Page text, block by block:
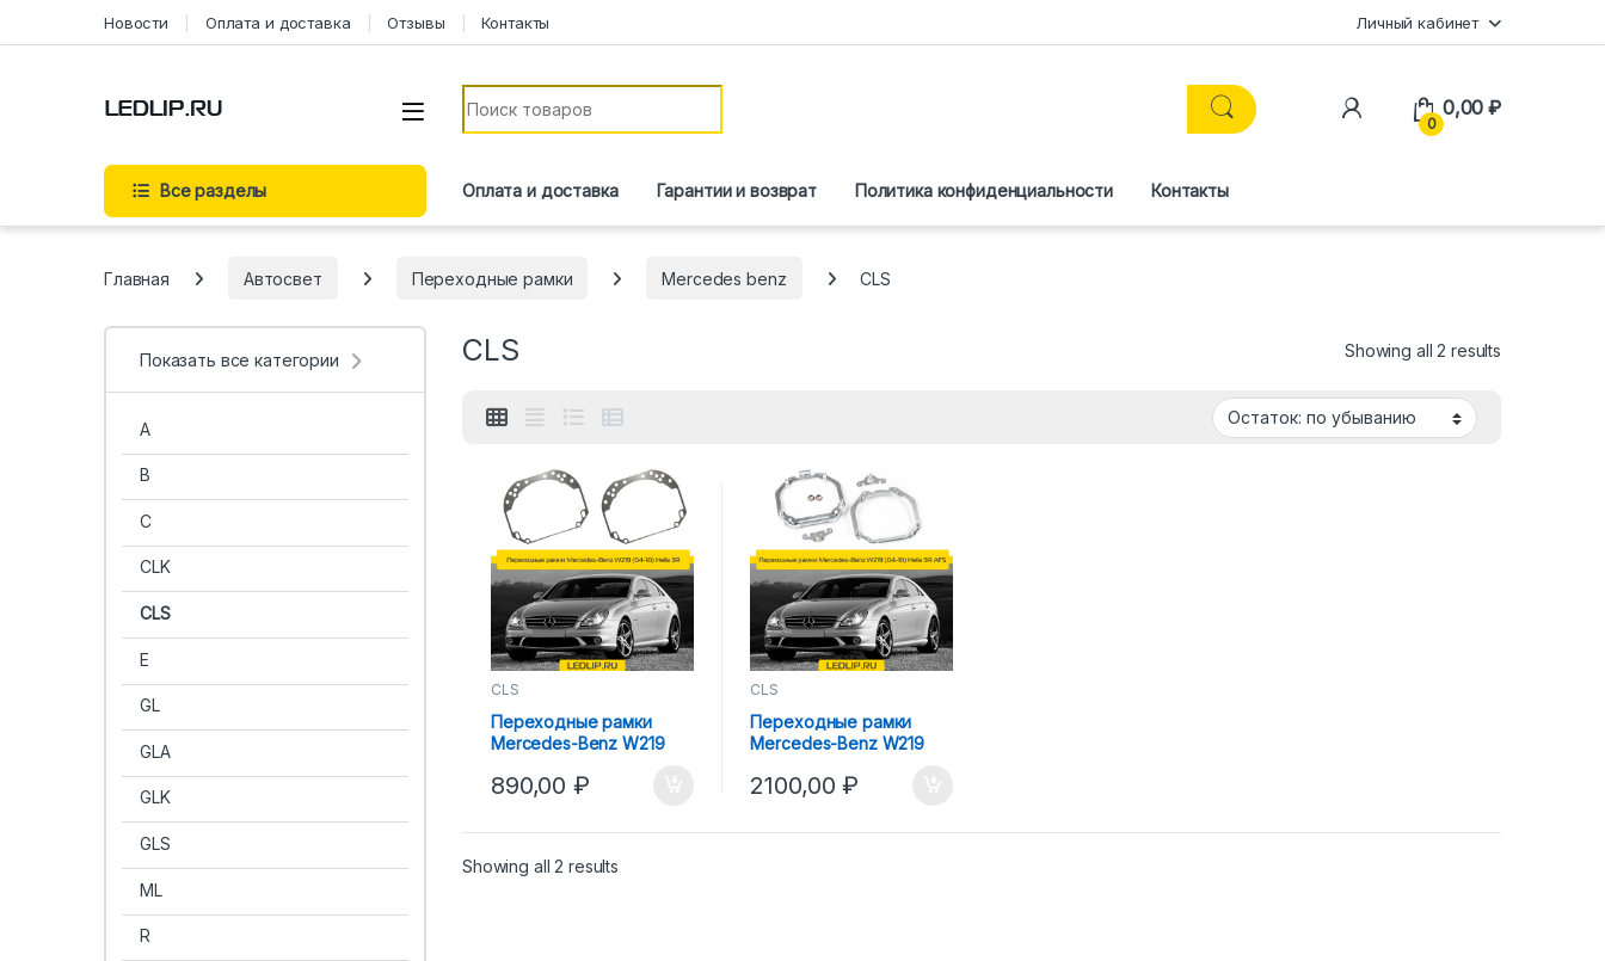
Перейти к содержимому
Новости Оплата и доставка Отзывы Контакты Личный кабинет
Искать:
0
0,00₽
Все разделы Оплата и доставка Гарантии и возврат Политика конфиденциальности Контакты
Главная Автосвет Переходные рамки Mercedes benz CLS
CLS Showing all 2 results
CLS
Переходные рамки
Mercedes-Benz W219
890,00₽
CLS
Переходные рамки
Mercedes-Benz W219
2100,00₽
Showing all 2 results
Показать все категории
A
B
C
CLK
CLS
E
GL
GLA
GLK
GLS
ML
R